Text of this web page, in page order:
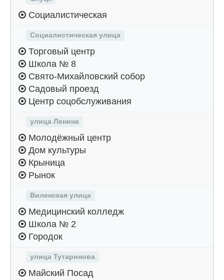
Социалистическая
Социалистическая улица
Торговый центр
Школа № 8
Свято-Михайловский собор
Садовый проезд
Центр соцобслуживания
улица Ленина
Молодёжный центр
Дом культуры
Крыница
Рынок
Виленская улица
Медицинский колледж
Школа № 2
Городок
улица Тутаринова
Майский Посад